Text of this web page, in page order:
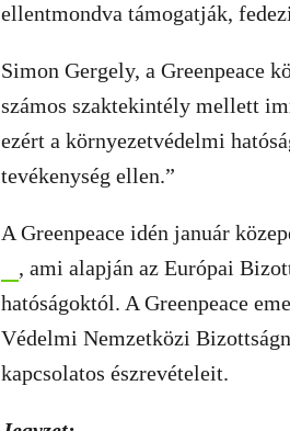
ellentmondva támogatják,
Simon Gergely, a Greenpeace
számos szaktekintély mellett
ezért a környezetvédelmi
tevékenység ellen.”
A Greenpeace idén január
, ami alapján az Európai
hatóságoktól. A Greenpeace
Védelmi Nemzetközi
kapcsolatos észrevételeit.